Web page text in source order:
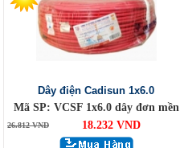
Dây điện Cadisun 1x6.0
Mã SP: VCSF 1x6.0 dây đơn mền
26.812 VND 18.232 VND